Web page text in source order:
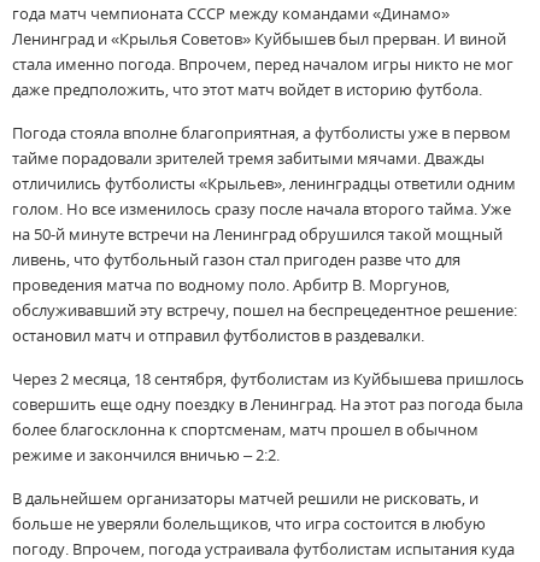
года матч чемпионата СССР между командами «Динамо»
Ленинград и «Крылья Советов» Куйбышев был прерван. И виной
стала именно погода. Впрочем, перед началом игры никто не мог
даже предположить, что этот матч войдет в историю футбола.
Погода стояла вполне благоприятная, а футболисты уже в первом
тайме порадовали зрителей тремя забитыми мячами. Дважды
отличились футболисты «Крыльев», ленинградцы ответили одним
голом. Но все изменилось сразу после начала второго тайма. Уже
на 50-й минуте встречи на Ленинград обрушился такой мощный
ливень, что футбольный газон стал пригоден разве что для
проведения матча по водному поло. Арбитр В. Моргунов,
обслуживавший эту встречу, пошел на беспрецедентное решение:
остановил матч и отправил футболистов в раздевалки.
Через 2 месяца, 18 сентября, футболистам из Куйбышева пришлось
совершить еще одну поездку в Ленинград. На этот раз погода была
более благосклонна к спортсменам, матч прошел в обычном
режиме и закончился вничью – 2:2.
В дальнейшем организаторы матчей решили не рисковать, и
больше не уверяли болельщиков, что игра состоится в любую
погоду. Впрочем, погода устраивала футболистам испытания куда